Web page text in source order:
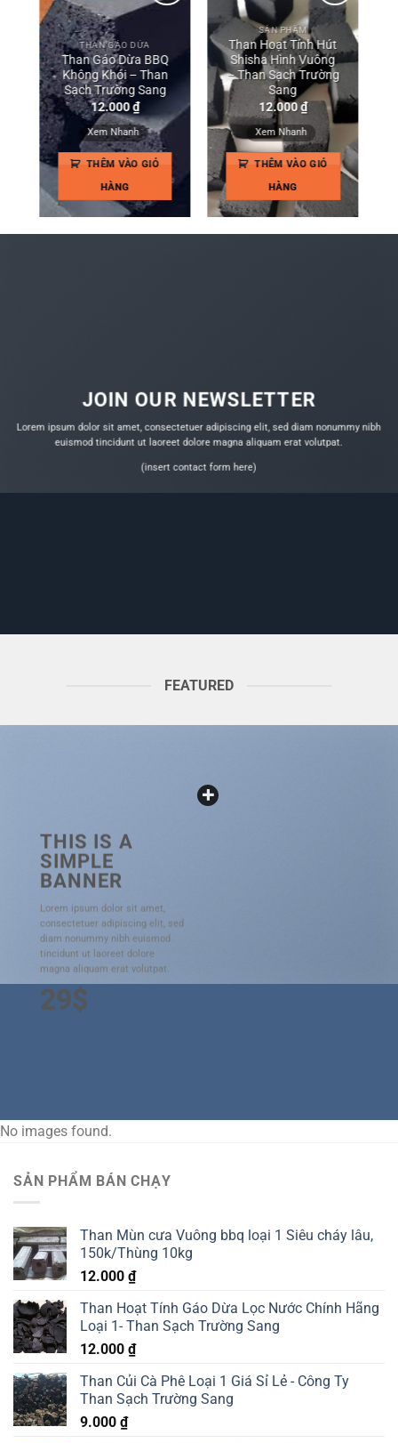
wishlist
THAN GÁO DỪA
Than Gáo Dừa BBQ
Không Khói – Than
Sạch Trường Sang
12.000₫
Xem Nhanh
THÊM VÀO GIỎ
HÀNG
Add to
wishlist
SẢN PHẨM
Than Hoạt Tính Hút
Shisha Hình Vuông
– Than Sạch Trường
Sang
12.000₫
Xem Nhanh
THÊM VÀO GIỎ
HÀNG
JOIN OUR NEWSLETTER
Lorem ipsum dolor sit amet, consectetuer adipiscing elit, sed diam nonummy nibh
euismod tincidunt ut laoreet dolore magna aliquam erat volutpat.
(insert contact form here)
FEATURED
THIS IS A
SIMPLE
BANNER
Lorem ipsum dolor sit amet,
consectetuer adipiscing elit, sed
diam nonummy nibh euismod
tincidunt ut laoreet dolore
magna aliquam erat volutpat.
29$
No images found.
SẢN PHẨM BÁN CHẠY
Than Mùn cưa Vuông bbq loại 1 Siêu cháy lâu,
150k/Thùng 10kg
12.000 ₫
Than Hoạt Tính Gáo Dừa Lọc Nước Chính Hãng
Loại 1- Than Sạch Trường Sang
12.000 ₫
Than Củi Cà Phê Loại 1 Giá Sỉ Lẻ - Công Ty
Than Sạch Trường Sang
9.000 ₫